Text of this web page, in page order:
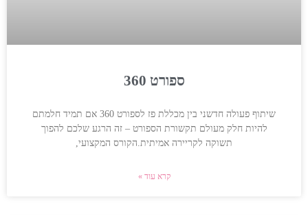
ספורט 360
שיתוף פעולה חדשני בין מכללת פז לספורט 360 אם תמיד חלמתם
להיות חלק מעולם תקשורת הספורט – זה הרגע שלכם להפוך
תשוקה לקריירה אמיתית.הקורס המקצועי,
קרא עוד »